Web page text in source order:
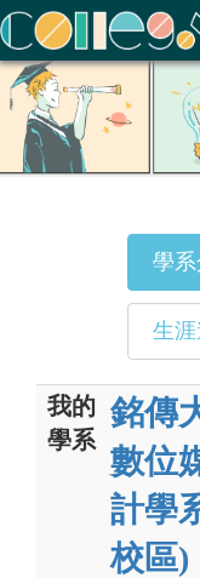
ColleGo! 大學選才與高
學
生
我的
學系
銘傳
數位
計學
校區)